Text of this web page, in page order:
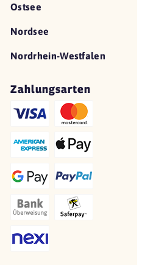
Ostsee
Nordsee
Nordrhein-Westfalen
Zahlungsarten